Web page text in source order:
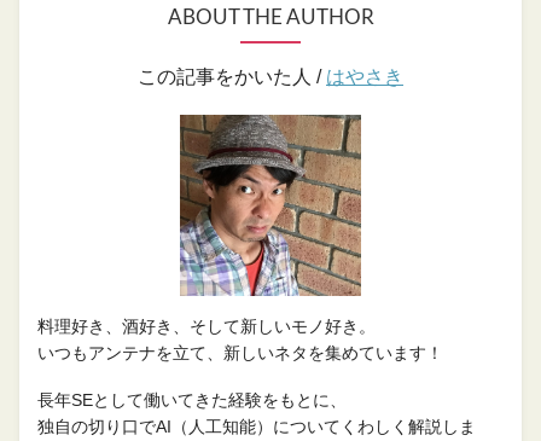
ABOUT THE AUTHOR
この記事をかいた人 / はやさき
料理好き、酒好き、そして新しいモノ好き。
いつもアンテナを立て、新しいネタを集めています！
長年SEとして働いてきた経験をもとに、
独自の切り口でAI（人工知能）についてくわしく解説しま